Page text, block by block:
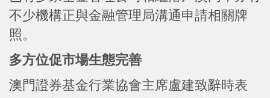
不少機構正與金融管理局溝通申請相關牌
照。
多方位促市場生態完善
澳門證券基金行業協會主席盧建致辭時表